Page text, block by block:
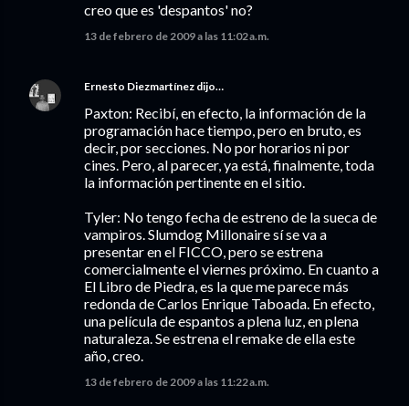
creo que es 'despantos' no?
13 de febrero de 2009 a las 11:02 a.m.
Ernesto Diezmartínez dijo…
Paxton: Recibí, en efecto, la información de la
programación hace tiempo, pero en bruto, es
decir, por secciones. No por horarios ni por
cines. Pero, al parecer, ya está, finalmente, toda
la información pertinente en el sitio.
Tyler: No tengo fecha de estreno de la sueca de
vampiros. Slumdog Millonaire sí se va a
presentar en el FICCO, pero se estrena
comercialmente el viernes próximo. En cuanto a
El Libro de Piedra, es la que me parece más
redonda de Carlos Enrique Taboada. En efecto,
una película de espantos a plena luz, en plena
naturaleza. Se estrena el remake de ella este
año, creo.
13 de febrero de 2009 a las 11:22 a.m.